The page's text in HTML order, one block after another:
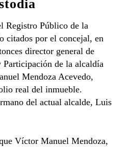
Registro Público de la
citados por el concejal, en
director general de
de la alcaldía
Mendoza Acevedo,
real del inmueble.
del actual alcalde, Luis
Víctor Manuel Mendoza,